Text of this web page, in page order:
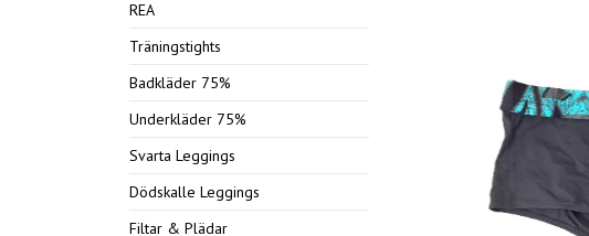
REA
Träningstights
Badkläder 75%
Underkläder 75%
Svarta Leggings
Dödskalle Leggings
Filtar & Plädar